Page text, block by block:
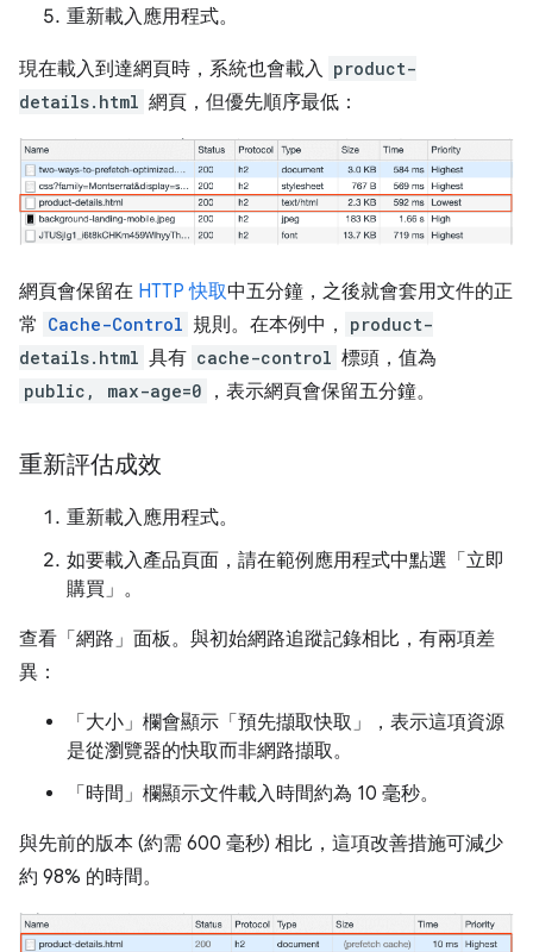
重新載入應用程式。
現在載入到達網頁時，系統也會載入 product-
details.html 網頁，但優先順序最低：
網頁會保留在 HTTP 快取中五分鐘，之後就會套用文件的正
常 Cache-Control 規則。在本例中，
product-
details.html 具有 cache-control 標頭，值為
public, max-age=0 ，表示網頁會保留五分鐘。
重新評估成效
重新載入應用程式。
如要載入產品頁面，請在範例應用程式中點選「立即
購買」 。
查看「網路」 面板。與初始網路追蹤記錄相比，有兩項差
異：
「大小」 欄會顯示「預先擷取快取」，表示這項資源
是從瀏覽器的快取而非網路擷取。
「時間」 欄顯示文件載入時間約為 10 毫秒。
與先前的版本 (約需 600 毫秒) 相比，這項改善措施可減少
約 98% 的時間。